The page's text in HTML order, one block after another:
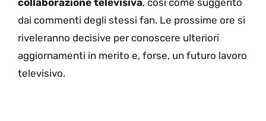
collaborazione televisiva, così come suggerito
dai commenti degli stessi fan. Le prossime ore si
riveleranno decisive per conoscere ulteriori
aggiornamenti in merito e, forse, un futuro lavoro
televisivo.